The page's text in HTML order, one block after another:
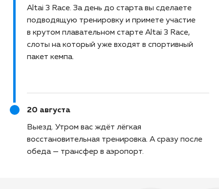
Altai 3 Race За день до старта вы сделаете
подводящую тренировку и примете участие
в крутом плавательном старте Altai 3 Race,
слоты на который уже входят в спортивный
пакет кемпа.
20 августа
Выезд Утром вас ждёт лёгкая
восстановительная тренировка. А сразу после
обеда — трансфер в аэропорт.